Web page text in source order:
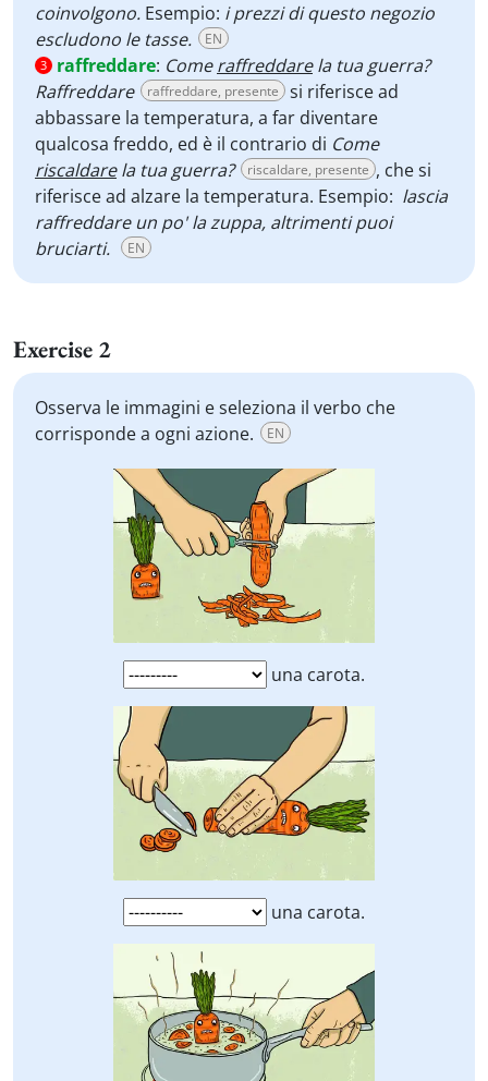
coinvolgono. Esempio: i prezzi di questo negozio
escludono le tasse.
EN
3 raffreddare: Comeraffreddarela tua guerra?
Raffreddare
raffreddare, presente
si riferisce ad
abbassare la temperatura, a far diventare
qualcosa freddo, ed è il contrario di Come
riscaldare la tua guerra? riscaldare, presente , che si
riferisce ad alzare la temperatura. Esempio: lascia
raffreddare un po' la zuppa, altrimenti puoi
bruciarti.
EN
Exercise 2
Osserva le immagini e seleziona il verbo che
corrisponde a ogni azione.
EN
una carota.
una carota.